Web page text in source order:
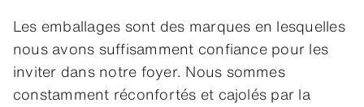
Les emballages sont des marques en lesquelles
nous avons suffisamment confiance pour les
inviter dans notre foyer. Nous sommes
constamment réconfortés et cajolés par la